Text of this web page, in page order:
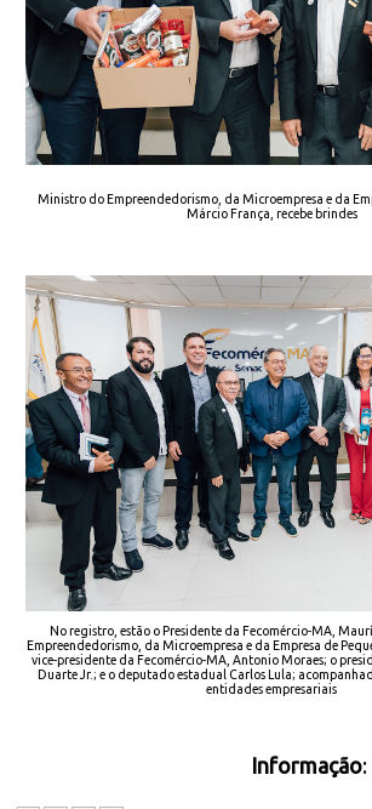
Ministro do Empreendedorismo, da Microempresa e da
Márcio França, recebe brindes
No registro, estão o Presidente da Fecomércio-MA,
Empreendedorismo, da Microempresa e da Empresa de
vice-presidente da Fecomércio-MA, Antonio Moraes; o
Duarte Jr.; e o deputado estadual Carlos Lula;
entidades empresariais
Informação: